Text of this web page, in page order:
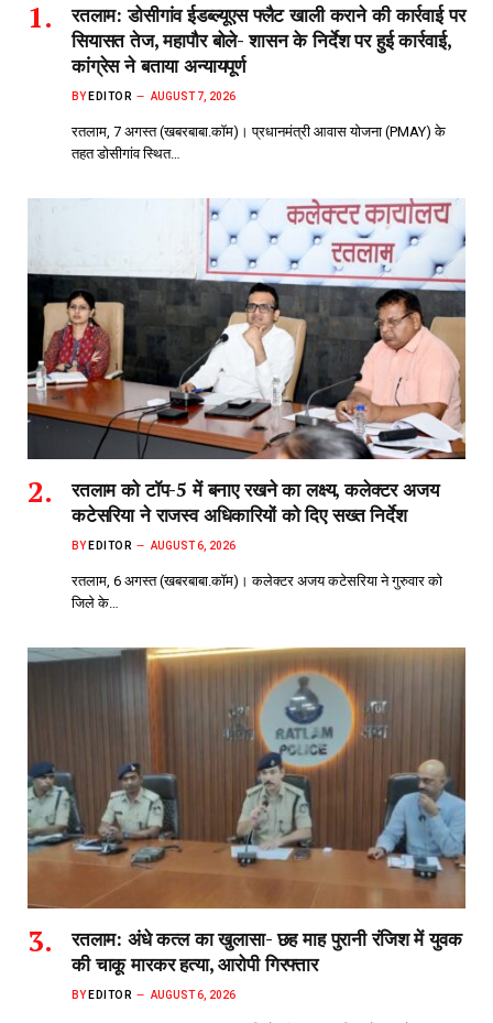
रतलाम: डोसीगांव ईडब्ल्यूएस फ्लैट खाली कराने की कार्रवाई पर
सियासत तेज, महापौर बोले- शासन के निर्देश पर हुई कार्रवाई,
कांग्रेस ने बताया अन्यायपूर्ण
BY EDITOR AUGUST 7, 2026
रतलाम, 7 अगस्त (खबरबाबा.कॉम)। प्रधानमंत्री आवास योजना (PMAY) के
तहत डोसीगांव स्थित…
रतलाम को टॉप-5 में बनाए रखने का लक्ष्य, कलेक्टर अजय
कटेसरिया ने राजस्व अधिकारियों को दिए सख्त निर्देश
BY EDITOR AUGUST 6, 2026
रतलाम, 6 अगस्त (खबरबाबा.कॉम)। कलेक्टर अजय कटेसरिया ने गुरुवार को
जिले के…
रतलाम: अंधे कत्ल का खुलासा- छह माह पुरानी रंजिश में युवक
की चाकू मारकर हत्या, आरोपी गिरफ्तार
BY EDITOR AUGUST 6, 2026